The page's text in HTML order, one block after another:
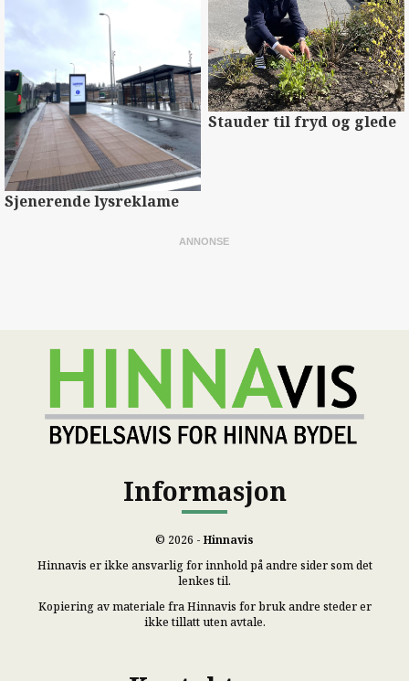
Sjenerende lysreklame
Stauder til fryd og glede
Informasjon
© 2026 - Hinnavis
Hinnavis er ikke ansvarlig for innhold på andre sider som det
lenkes til.
Kopiering av materiale fra Hinnavis for bruk andre steder er
ikke tillatt uten avtale.